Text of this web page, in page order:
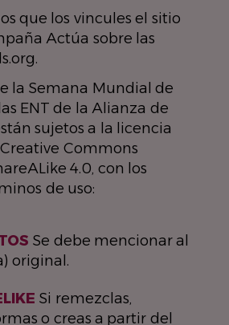
que los vincules el sitio
Actúa sobre las
la Semana Mundial de
ENT de la Alianza de
sujetos a la licencia
Commons
4.0, con los
de uso:
Se debe mencionar al
original.
Si remezclas,
o creas a partir del